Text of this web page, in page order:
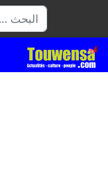
البحث